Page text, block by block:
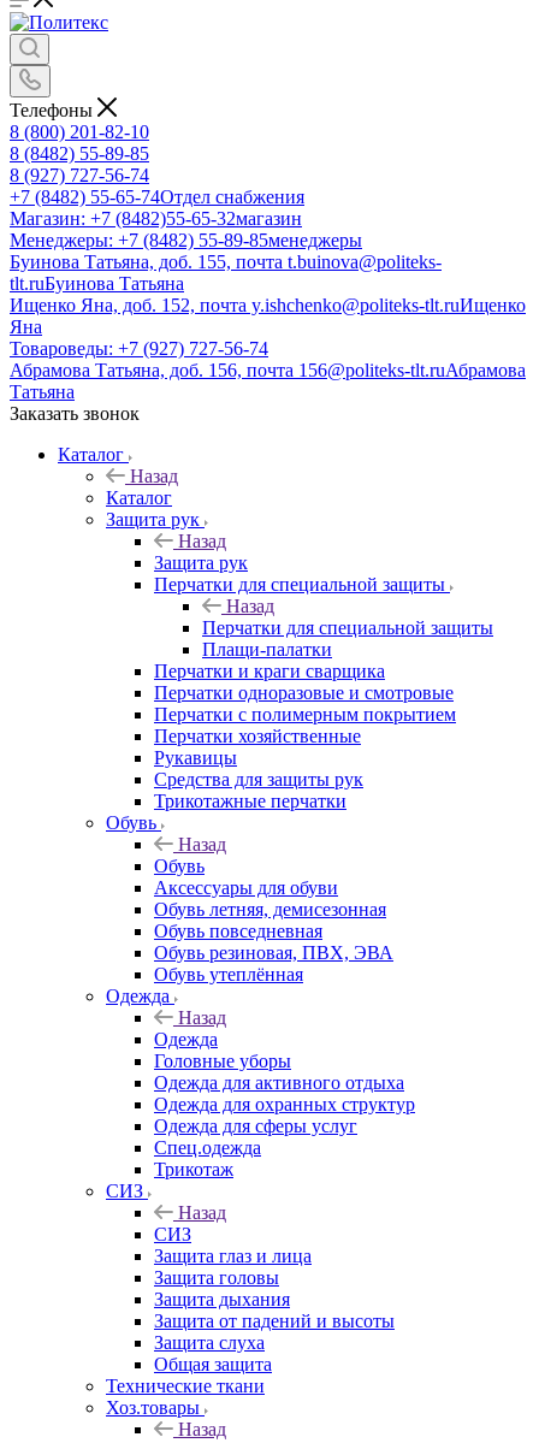
Телефоны
8 (800) 201-82-10
8 (8482) 55-89-85
8 (927) 727-56-74
+7 (8482) 55-65-74Отдел снабжения
Магазин: +7 (8482)55-65-32магазин
Менеджеры: +7 (8482) 55-89-85менеджеры
Буинова Татьяна, доб. 155, почта t.buinova@politeks-
tlt.ruБуинова Татьяна
Ищенко Яна, доб. 152, почта y.ishchenko@politeks-tlt.ruИщенко
Яна
Товароведы: +7 (927) 727-56-74
Абрамова Татьяна, доб. 156, почта 156@politeks-tlt.ruАбрамова
Татьяна
Заказать звонок
Каталог
Назад
Каталог
Защита рук
Назад
Защита рук
Перчатки для специальной защиты
Назад
Перчатки для специальной защиты
Плащи-палатки
Перчатки и краги сварщика
Перчатки одноразовые и смотровые
Перчатки с полимерным покрытием
Перчатки хозяйственные
Рукавицы
Средства для защиты рук
Трикотажные перчатки
Обувь
Назад
Обувь
Аксессуары для обуви
Обувь летняя, демисезонная
Обувь повседневная
Обувь резиновая, ПВХ, ЭВА
Обувь утеплённая
Одежда
Назад
Одежда
Головные уборы
Одежда для активного отдыха
Одежда для охранных структур
Одежда для сферы услуг
Спец.одежда
Трикотаж
СИЗ
Назад
СИЗ
Защита глаз и лица
Защита головы
Защита дыхания
Защита от падений и высоты
Защита слуха
Общая защита
Технические ткани
Хоз.товары
Назад